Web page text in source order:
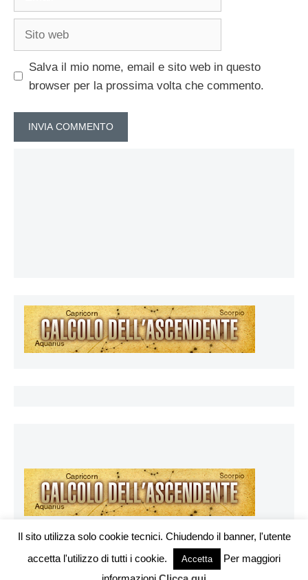
Sito
Salva il mio nome, email e sito web in questo
browser per la prossima volta che commento.
Esoterya.com © 2026. All right reserverd.
Il sito utilizza solo cookie tecnici. Chiudendo il banner, l'utente
accetta l'utilizzo di tutti i cookie.
Accetta
Per maggiori
Vuoi pubblicare sul nostro network?